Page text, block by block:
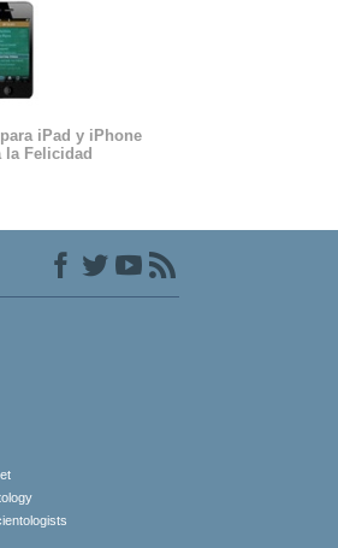
iPad y iPhone
la Felicidad